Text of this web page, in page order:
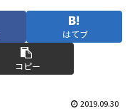
はてブ
コピー
2019.09.30